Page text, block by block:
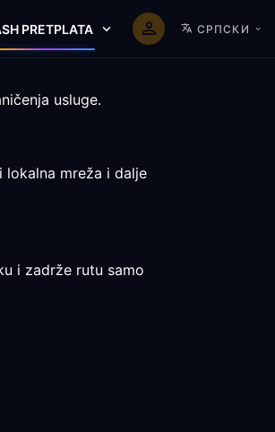
PRETPLATA СРПСКИ
usluge.
lokalna mreža i dalje
i zadrže rutu samo